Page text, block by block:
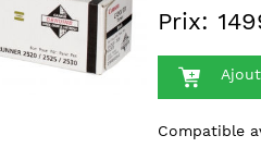
Prix:
Compatible